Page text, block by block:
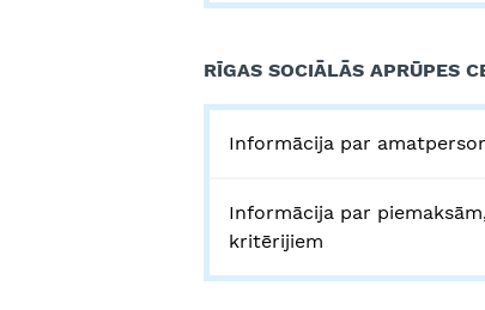
RĪGAS SOCIĀLĀS APRŪPES
Informācija par
Informācija par
kritērijiem